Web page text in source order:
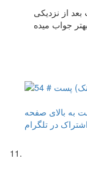
اورژانسی هست تا 72 ساعت بعد از نزدیکی
به بالای صفحه
اشتراک در تلگرام